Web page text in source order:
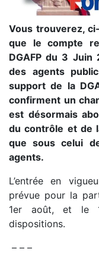
Vous trouverez,
que le compte
DGAFP du 3 Juin
des agents
support de la
confirment un
est désormais
du contrôle et de
que sous celui
agents.
L’entrée en
prévue pour la
1er août, et le
dispositions.
– – –